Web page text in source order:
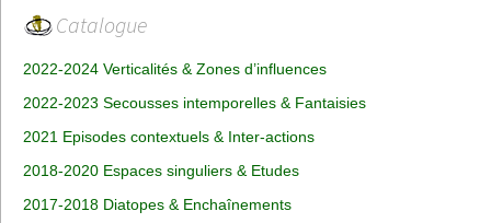
Catalogue
2022-2024 Verticalités & Zones d’influences
2022-2023 Secousses intemporelles & Fantaisies
2021 Episodes contextuels & Inter-actions
2018-2020 Espaces singuliers & Etudes
2017-2018 Diatopes & Enchaînements